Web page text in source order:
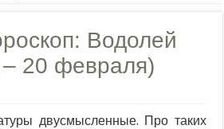
Водолей
20 февраля)
двусмысленные. Про таких